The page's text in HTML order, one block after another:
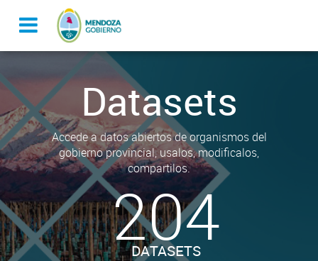
Datasets
Accede a datos abiertos de organismos del
gobierno provincial, usalos, modificalos,
compartilos.
204
DATASETS